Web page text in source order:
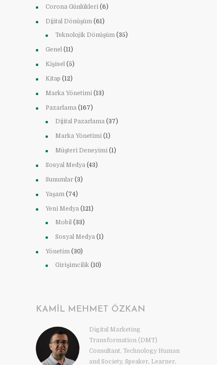
Corona Günlükleri (6)
Dijital Dönüşüm (61)
Teknolojik Dönüşüm (35)
Genel (11)
Kişisel (5)
Kitap (12)
Marka Yönetimi (13)
Pazarlama (167)
Dijital Pazarlama (37)
Marka Yönetimi (1)
Müşteri Deneyimi (1)
Sosyal Medya (43)
Sunumlar (3)
Yaşam (74)
Yeni Medya (121)
Mobil (33)
Sosyal Medya (1)
Yönetim (30)
Girişimcilik (10)
KAMIL MEHMET ÖZKAN
Digital Marketing
Transformation (DMT)
Consultant, Technology Human
and Society, Speaker, Learner,